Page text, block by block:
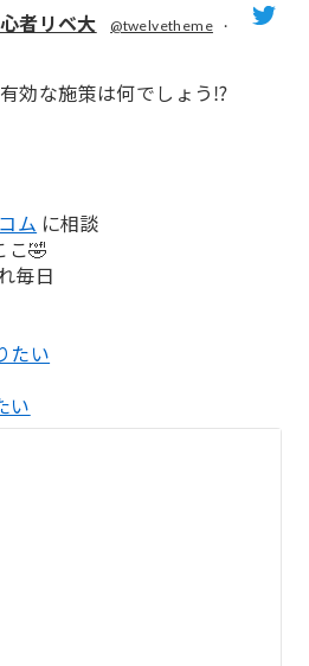
者リベ大 @twelvetheme
·
効な施策は何でしょう⁉️
ム に相談
こ🤣
毎日
たい
い